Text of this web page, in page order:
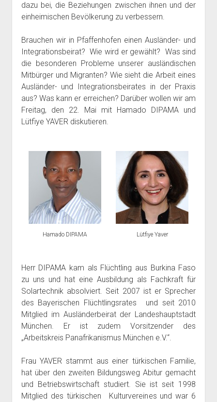
dazu bei, die Beziehungen zwischen ihnen und der
einheimischen Bevölkerung zu verbessern.
Brauchen wir in Pfaffenhofen einen Ausländer- und
Integrationsbeirat? Wie wird er gewählt? Was sind
die besonderen Probleme unserer ausländischen
Mitbürger und Migranten? Wie sieht die Arbeit eines
Ausländer- und Integrationsbeirates in der Praxis
aus? Was kann er erreichen? Darüber wollen wir am
Freitag, den 22. Mai mit Hamado DIPAMA und
Lütfiye YAVER diskutieren.
Hamado DIPAMA Lütfiye Yaver
Herr DIPAMA kam als Flüchtling aus Burkina Faso
zu uns und hat eine Ausbildung als Fachkraft für
Solartechnik absolviert. Seit 2007 ist er Sprecher
des Bayerischen Flüchtlingsrates und seit 2010
Mitglied im Ausländerbeirat der Landeshauptstadt
München. Er ist zudem Vorsitzender des
„Arbeitskreis Panafrikanismus München e.V.“.
Frau YAVER stammt aus einer türkischen Familie,
hat über den zweiten Bildungsweg Abitur gemacht
und Betriebswirtschaft studiert. Sie ist seit 1998
Mitglied des türkischen Kulturvereines und war 6